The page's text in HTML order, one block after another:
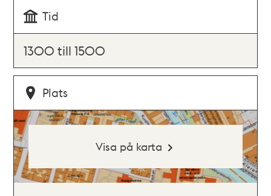
Tid
1300 till 1500
Plats
Visa på karta